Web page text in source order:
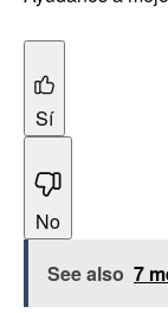
Sí
No
See also 7